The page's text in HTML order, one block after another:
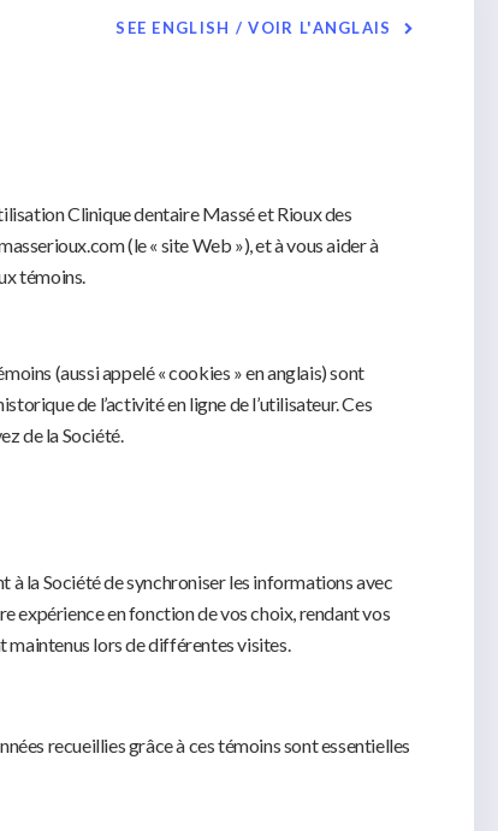
SEE ENGLISH / VOIR L'ANGLAIS
Clinique dentaire Massé et Rioux des
(le « site Web »), et à vous aider à
témoins.
(aussi appelé « cookies » en anglais) sont
de l’activité en ligne de l’utilisateur. Ces
de la Société.
la Société de synchroniser les informations avec
expérience en fonction de vos choix, rendant vos
maintenus lors de différentes visites.
recueillies grâce à ces témoins sont essentielles